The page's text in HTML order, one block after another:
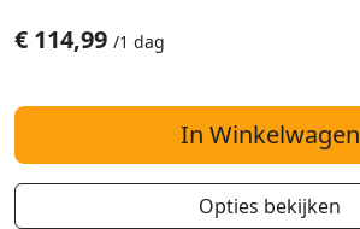
€ 114,99 /1 dag
In Winkelwagen
Opties bekijken